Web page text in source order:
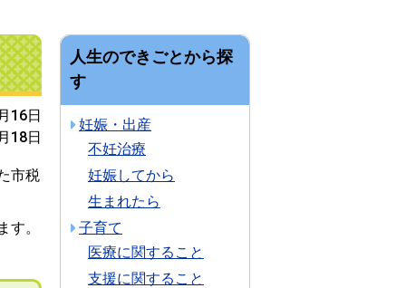
16日
18日
市税
。
人生のできごとから探
す
妊娠・出産
不妊治療
妊娠してから
生まれたら
子育て
医療に関すること
支援に関すること